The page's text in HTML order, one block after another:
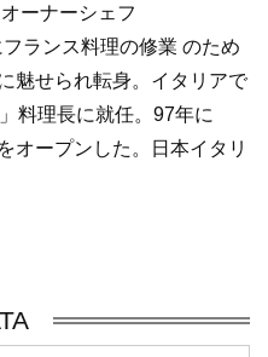
ーナーシェフ
ランス料理の修業 のため
魅せられ転身。イタリアで
料理長に就任。97年に
オープンした。日本イタリ